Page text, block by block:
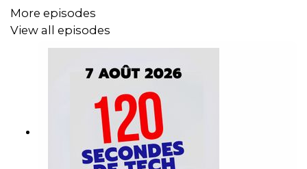
More episodes
View all episodes